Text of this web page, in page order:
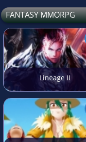
FANTASY MMORPG
Lineage II